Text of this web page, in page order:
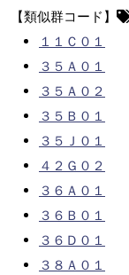
【類似群コード】
１１Ｃ０１
３５Ａ０１
３５Ａ０２
３５Ｂ０１
３５Ｊ０１
４２Ｇ０２
３６Ａ０１
３６Ｂ０１
３６Ｄ０１
３８Ａ０１